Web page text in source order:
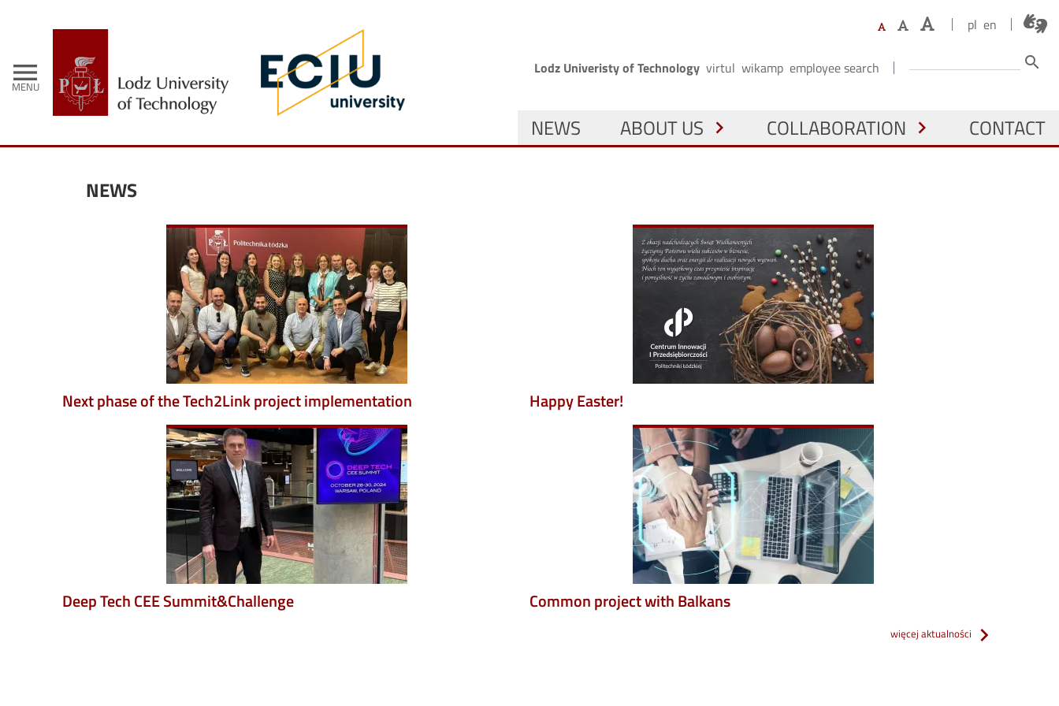
menu
MENU
pl en
Górne menu
Lodz Univeristy of Technology virtul wikamp employee search search
GŁÓWNA NAWIGACJA
NEWS ABOUT US chevron_right COLLABORATION chevron_right CONTACT
NEWS
Image
Next phase of the Tech2Link project implementation
Image
Happy Easter!
Image
Deep Tech CEE Summit&Challenge
Image
Common project with Balkans
więcej aktualności